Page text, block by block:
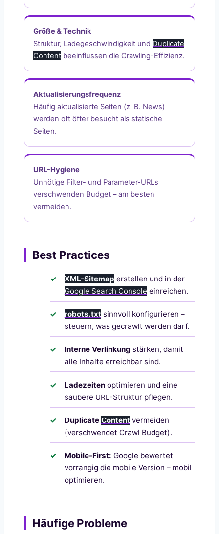
Größe & Technik
Struktur, Ladegeschwindigkeit und Duplicate
Content beeinflussen die Crawling-Effizienz.
Aktualisierungsfrequenz
Häufig aktualisierte Seiten (z. B. News)
werden oft öfter besucht als statische
Seiten.
URL-Hygiene
Unnötige Filter- und Parameter-URLs
verschwenden Budget – am besten
vermeiden.
Best Practices
XML-Sitemap erstellen und in der
Google Search Console einreichen.
robots.txtsinnvoll konfigurieren –
steuern, was gecrawlt werden darf.
Interne Verlinkung stärken, damit
alle Inhalte erreichbar sind.
Ladezeitenoptimieren und eine
saubere URL-Struktur pflegen.
Duplicate Contentvermeiden
(verschwendet Crawl Budget).
Mobile-First: Google bewertet
vorrangig die mobile Version – mobil
optimieren.
Häufige Probleme